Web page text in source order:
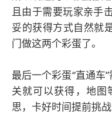
且由于需要玩家亲手
妥的获得方式自然就
门做这两个彩蛋了。
最后一个彩蛋“直通车
关就可以获得，地图
思，卡好时间提前挑战